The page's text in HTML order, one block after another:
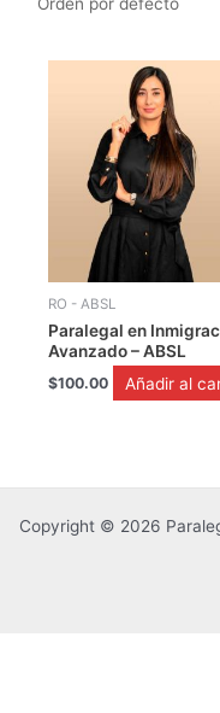
RO - ABSL
Paralegal en
Avanzado – ABSL
$100.00 Añadir al
Copyright © 2026